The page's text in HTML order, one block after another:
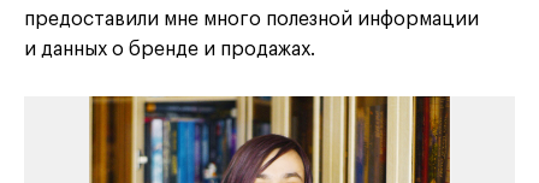
предоставили мне много полезной информации
и данных о бренде и продажах.